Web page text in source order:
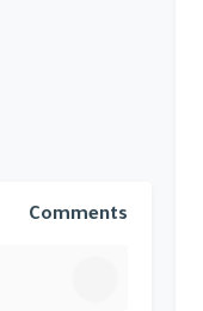
Comments